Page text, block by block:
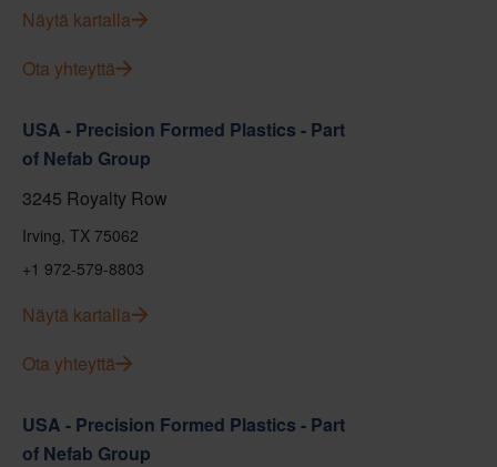
Näytä kartalla
Ota yhteyttä
USA - Precision Formed Plastics - Part
of Nefab Group
3245 Royalty Row
Irving, TX 75062
+1 972-579-8803
Näytä kartalla
Ota yhteyttä
USA - Precision Formed Plastics - Part
of Nefab Group